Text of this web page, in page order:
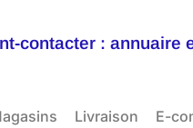
contacter : annuaire
Livraison E-